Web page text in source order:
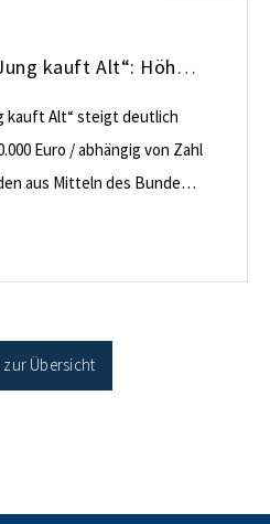
KfW-Förderung „Jung kauft Alt“: Höhere Kredite ab August 2026
kauft Alt“ steigt deutlich
Euro / abhängig von Zahl
aus Mitteln des Bundes
0,53 Prozent effektiv bei
sich zu energetischer
[…]
Übersicht